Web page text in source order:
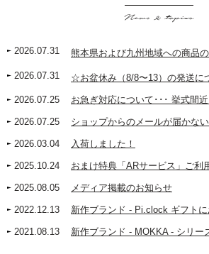
News & topics
2026.07.31 熊本県および九州地域への商品
2026.07.31 ☆お盆休み（8/8〜13）の発送に
2026.07.25 お急ぎ対応について･･･ 挙式間
2026.07.25 ショップからのメールが届かな
2026.03.04 入荷しました！
2025.10.24 おまけ特典「ARサービス」ご利
2025.08.05 メディア掲載のお知らせ
2022.12.13 新作ブランド - Pi.clock ギフトに
2021.08.13 新作ブランド - MOKKA - シリー